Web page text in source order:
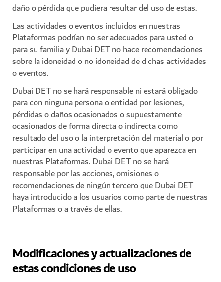
daño o pérdida que pudiera resultar del uso de estas.
Las actividades o eventos incluidos en nuestras
Plataformas podrían no ser adecuados para usted o
para su familia y Dubai DET no hace recomendaciones
sobre la idoneidad o no idoneidad de dichas actividades
o eventos.
Dubai DET no se hará responsable ni estará obligado
para con ninguna persona o entidad por lesiones,
pérdidas o daños ocasionados o supuestamente
ocasionados de forma directa o indirecta como
resultado del uso o la interpretación del material o por
participar en una actividad o evento que aparezca en
nuestras Plataformas. Dubai DET no se hará
responsable por las acciones, omisiones o
recomendaciones de ningún tercero que Dubai DET
haya introducido a los usuarios como parte de nuestras
Plataformas o a través de ellas.
Modificaciones y actualizaciones de
estas condiciones de uso